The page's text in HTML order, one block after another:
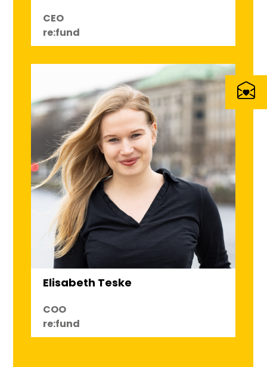
CEO
re:fund
Elisabeth Teske
COO
re:fund